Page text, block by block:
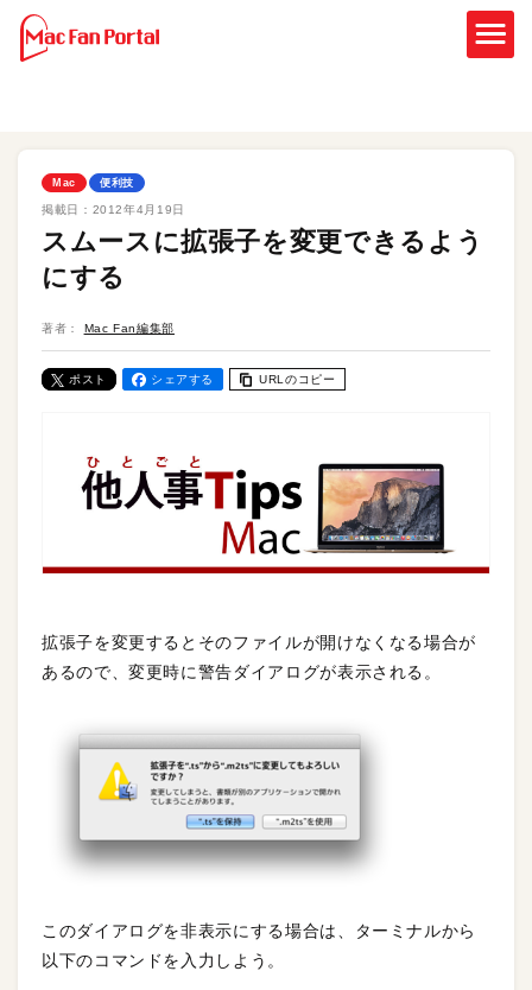
Mac 便利技
掲載日： 2012年4月19日
スムースに拡張子を変更できるよう
にする
著者： Mac Fan編集部
ポスト シェアする URLのコピー
拡張子を変更するとそのファイルが開けなくなる場合が
あるので、変更時に警告ダイアログが表示される。
このダイアログを非表示にする場合は、ターミナルから
以下のコマンドを入力しよう。